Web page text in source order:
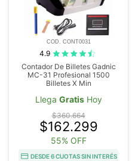
COD. CONT0031
4.9
Contador De Billetes Gadnic
MC-31 Profesional 1500
Billetes X Min
Llega GratisHoy
$360.664
$162.299
55% OFF
DESDE 6 CUOTAS SIN INTERÉS